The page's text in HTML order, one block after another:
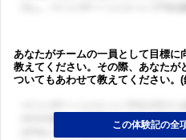
あなたがチームの一員として目標
教えてください。その際、あなたが
ついてもあわせて教えてください。